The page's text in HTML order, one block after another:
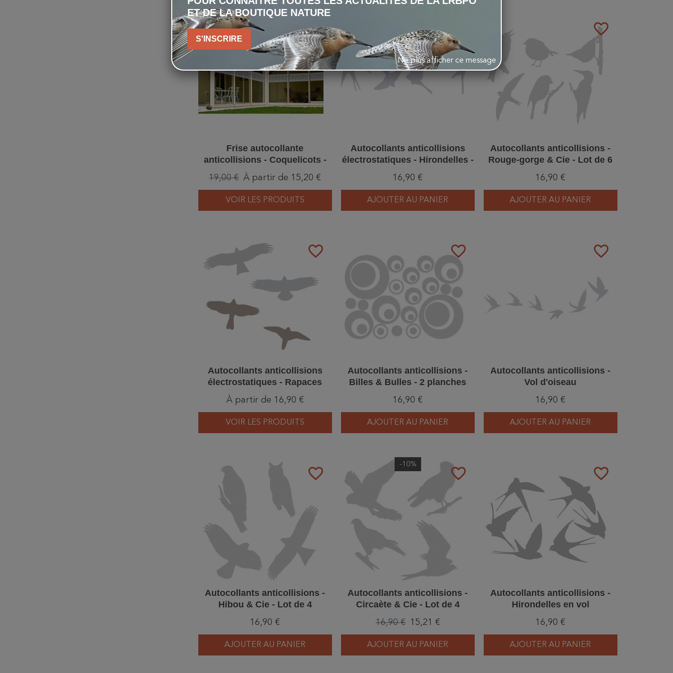
favorite_border
-20%
Frise autocollante
anticollisions - Coquelicots -
30 et 60 cm
19,00 € À partir de 15,20 €
VOIR LES PRODUITS
Autocollants anticollisions
électrostatiques - Hirondelles -
Lot de 4
16,90 €
AJOUTER AU PANIER
favorite_border
Autocollants anticollisions -
Rouge-gorge & Cie - Lot de 6
16,90 €
AJOUTER AU PANIER
favorite_border
Autocollants anticollisions
électrostatiques - Rapaces
À partir de 16,90 €
VOIR LES PRODUITS
favorite_border
Autocollants anticollisions -
Billes & Bulles - 2 planches
16,90 €
AJOUTER AU PANIER
favorite_border
Autocollants anticollisions -
Vol d'oiseau
16,90 €
AJOUTER AU PANIER
favorite_border
Autocollants anticollisions -
Hibou & Cie - Lot de 4
16,90 €
AJOUTER AU PANIER
favorite_border
-10%
Autocollants anticollisions -
Circaète & Cie - Lot de 4
16,90 € 15,21 €
AJOUTER AU PANIER
favorite_border
Autocollants anticollisions -
Hirondelles en vol
16,90 €
AJOUTER AU PANIER
ET DE LA BOUTIQUE NATURE
S'INSCRIRE
Ne plus afficher ce message